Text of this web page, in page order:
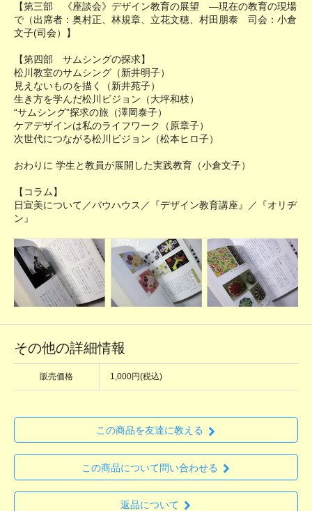
【第三部 《座談会》デザイン教育の展望 ―現在の教育の現場
で（出席者：奥村正、林規章、立花文穂、村田朋泰 司会：小倉
文子(司会）】
【第四部 サムシングの探求】
松川教室のサムシング（新井明子）
見えないものを描く（新井苑子）
生き方を学んだ松川ビジョン（大坪和枝）
“サムシング”探求の旅（澤岡泰子）
ケアデザインは私のライフワーク（原章子）
次世代につながる松川ビジョン（松本ヒロ子）
おわりに 学生と教員が展開した実践教育（小倉文子）
【コラム】
日宣美について／バウハウス／『デザイン教育講座』／『オリヂ
ン』
その他の詳細情報
販売価格 1,000円(税込)
この商品を友達に教える
この商品について問い合わせる
返品について